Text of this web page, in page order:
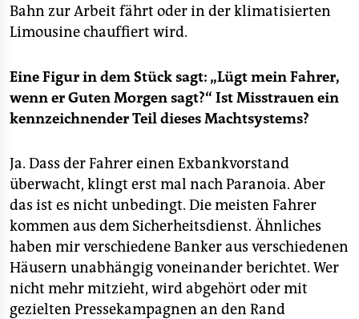
Bahn zur Arbeit fährt oder in der klimatisierten
Limousine chauffiert wird.
Eine Figur in dem Stück sagt: „Lügt mein Fahrer,
wenn er Guten Morgen sagt?“ Ist Misstrauen ein
kennzeichnender Teil dieses Machtsystems?
Ja. Dass der Fahrer einen Exbankvorstand
überwacht, klingt erst mal nach Paranoia. Aber
das ist es nicht unbedingt. Die meisten Fahrer
kommen aus dem Sicherheitsdienst. Ähnliches
haben mir verschiedene Banker aus verschiedenen
Häusern unabhängig voneinander berichtet. Wer
nicht mehr mitzieht, wird abgehört oder mit
gezielten Pressekampagnen an den Rand